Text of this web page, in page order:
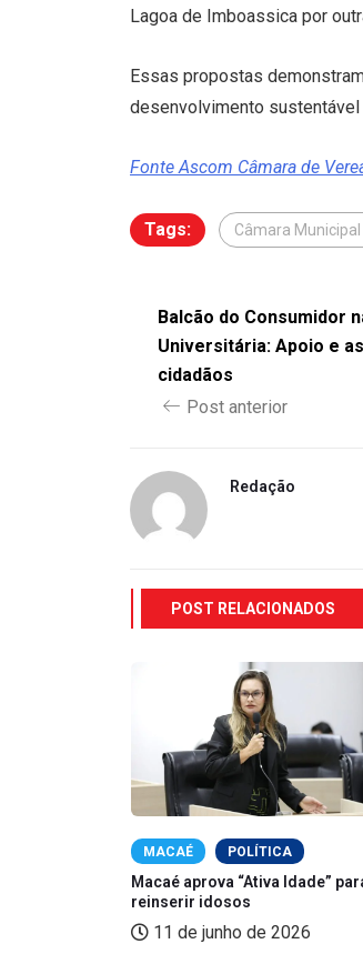
Lagoa de Imboassica por
Essas propostas
desenvolvimento
Fonte Ascom Câmara de
Tags: Câmara
Balcão do Consumidor
Universitária: Apoio e
cidadãos
Post anterior
Redação
POST RELACIONADOS
MACAÉ POLÍTICA
Macaé aprova “Ativa Idade”
reinserir idosos
11 de junho de 2026